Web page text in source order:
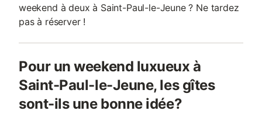
weekend à deux à Saint-Paul-le-Jeune ? Ne tardez
pas à réserver !
Pour un weekend luxueux à
Saint-Paul-le-Jeune, les gîtes
sont-ils une bonne idée?